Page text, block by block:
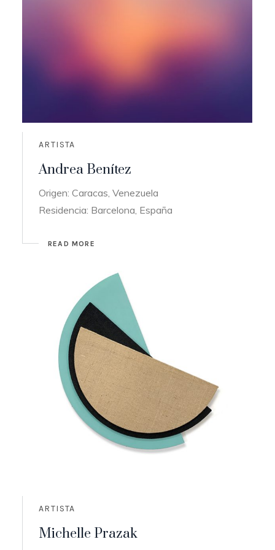
ARTISTA
Andrea Benítez
Origen: Caracas, Venezuela
Residencia: Barcelona, España
READ MORE
ARTISTA
Michelle Prazak